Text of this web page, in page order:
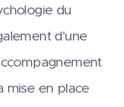
du
d'une
mise en place